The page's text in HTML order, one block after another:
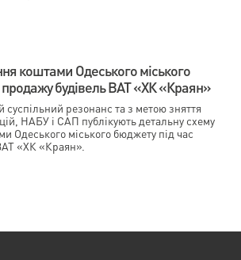
коштами Одеського міського
будівель ВАТ «ХК «Краян»
суспільний резонанс та з метою зняття
НАБУ і САП публікують детальну схему
Одеського міського бюджету під час
«ХК «Краян».